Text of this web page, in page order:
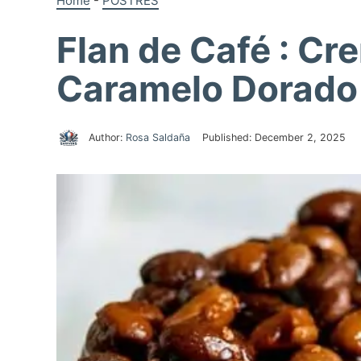
Flan de Café :
Caramelo Dorado
Author: Rosa Saldaña Published: December 2, 2025